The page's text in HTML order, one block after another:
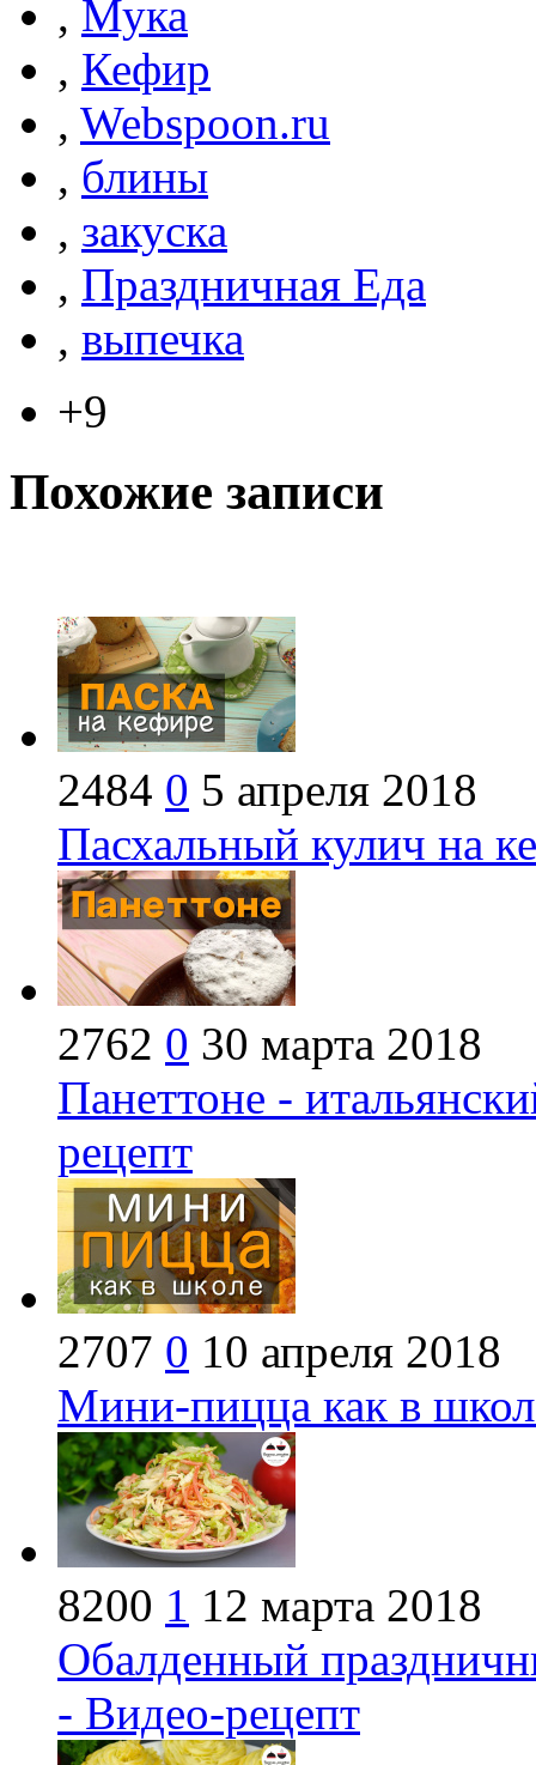
, Мука
, Кефир
, Webspoon.ru
, блины
, закуска
, Праздничная Еда
, выпечка
+9
Похожие записи
2484 0 5 апреля 2018
Пасхальный кулич на
2762 0 30 марта 2018
Панеттоне -
рецепт
2707 0 10 апреля 2018
Мини-пицца как в
8200 1 12 марта 2018
Обалденный
- Видео-рецепт